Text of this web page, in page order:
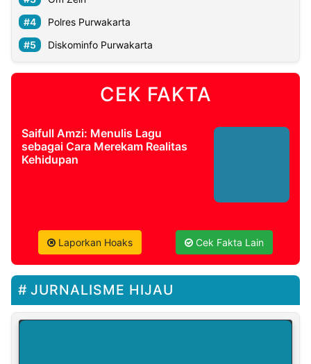
Polres Purwakarta
Diskominfo Purwakarta
CEK FAKTA
Saifull Amzi: Menulis Lagu
sebagai Cara Merekam Realitas
Kehidupan
Laporkan Hoaks Cek Fakta Lain
JURNALISME HIJAU